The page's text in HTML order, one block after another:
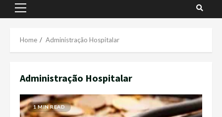
Primary
Home Administração Hospitalar
Administração Hospitalar
1 MIN READ